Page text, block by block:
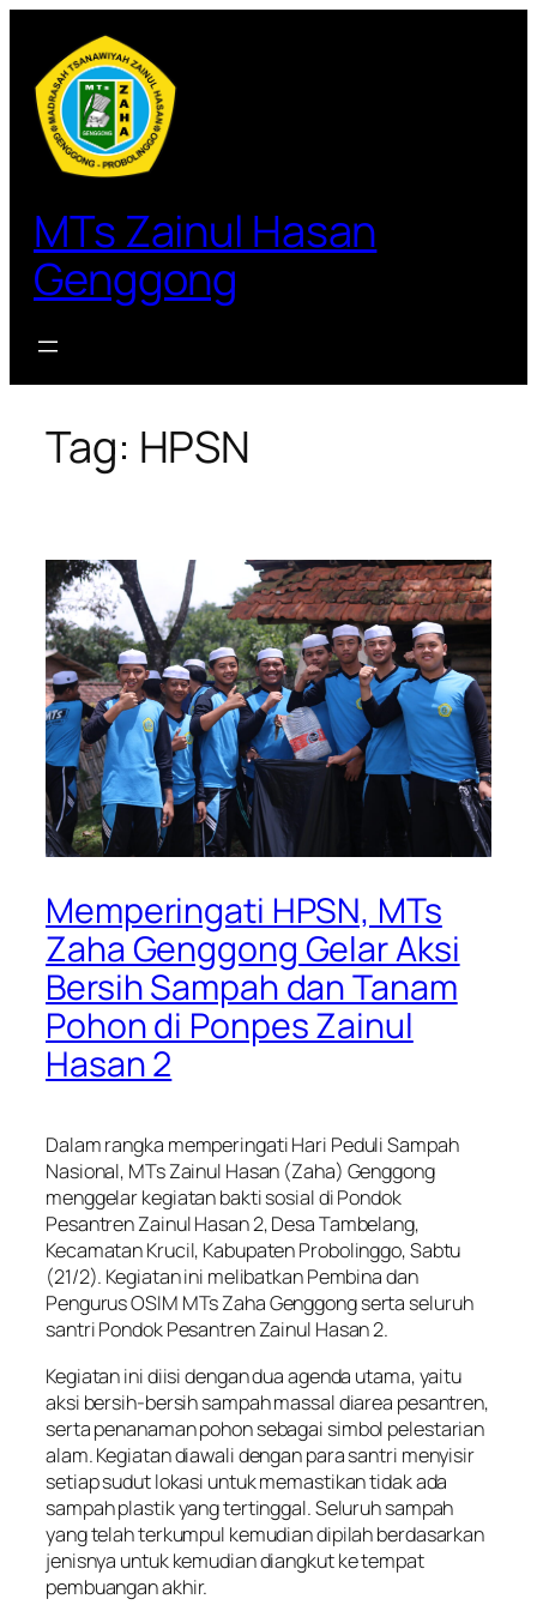
konten
MTs Zainul Hasan
Genggong
Tag: HPSN
Memperingati HPSN, MTs
Zaha Genggong Gelar Aksi
Bersih Sampah dan Tanam
Pohon di Ponpes Zainul
Hasan 2
Dalam rangka memperingati Hari Peduli Sampah
Nasional, MTs Zainul Hasan (Zaha) Genggong
menggelar kegiatan bakti sosial di Pondok
Pesantren Zainul Hasan 2, Desa Tambelang,
Kecamatan Krucil, Kabupaten Probolinggo, Sabtu
(21/2). Kegiatan ini melibatkan Pembina dan
Pengurus OSIM MTs Zaha Genggong serta seluruh
santri Pondok Pesantren Zainul Hasan 2.
Kegiatan ini diisi dengan dua agenda utama, yaitu
aksi bersih-bersih sampah massal diarea pesantren,
serta penanaman pohon sebagai simbol pelestarian
alam. Kegiatan diawali dengan para santri menyisir
setiap sudut lokasi untuk memastikan tidak ada
sampah plastik yang tertinggal. Seluruh sampah
yang telah terkumpul kemudian dipilah berdasarkan
jenisnya untuk kemudian diangkut ke tempat
pembuangan akhir.